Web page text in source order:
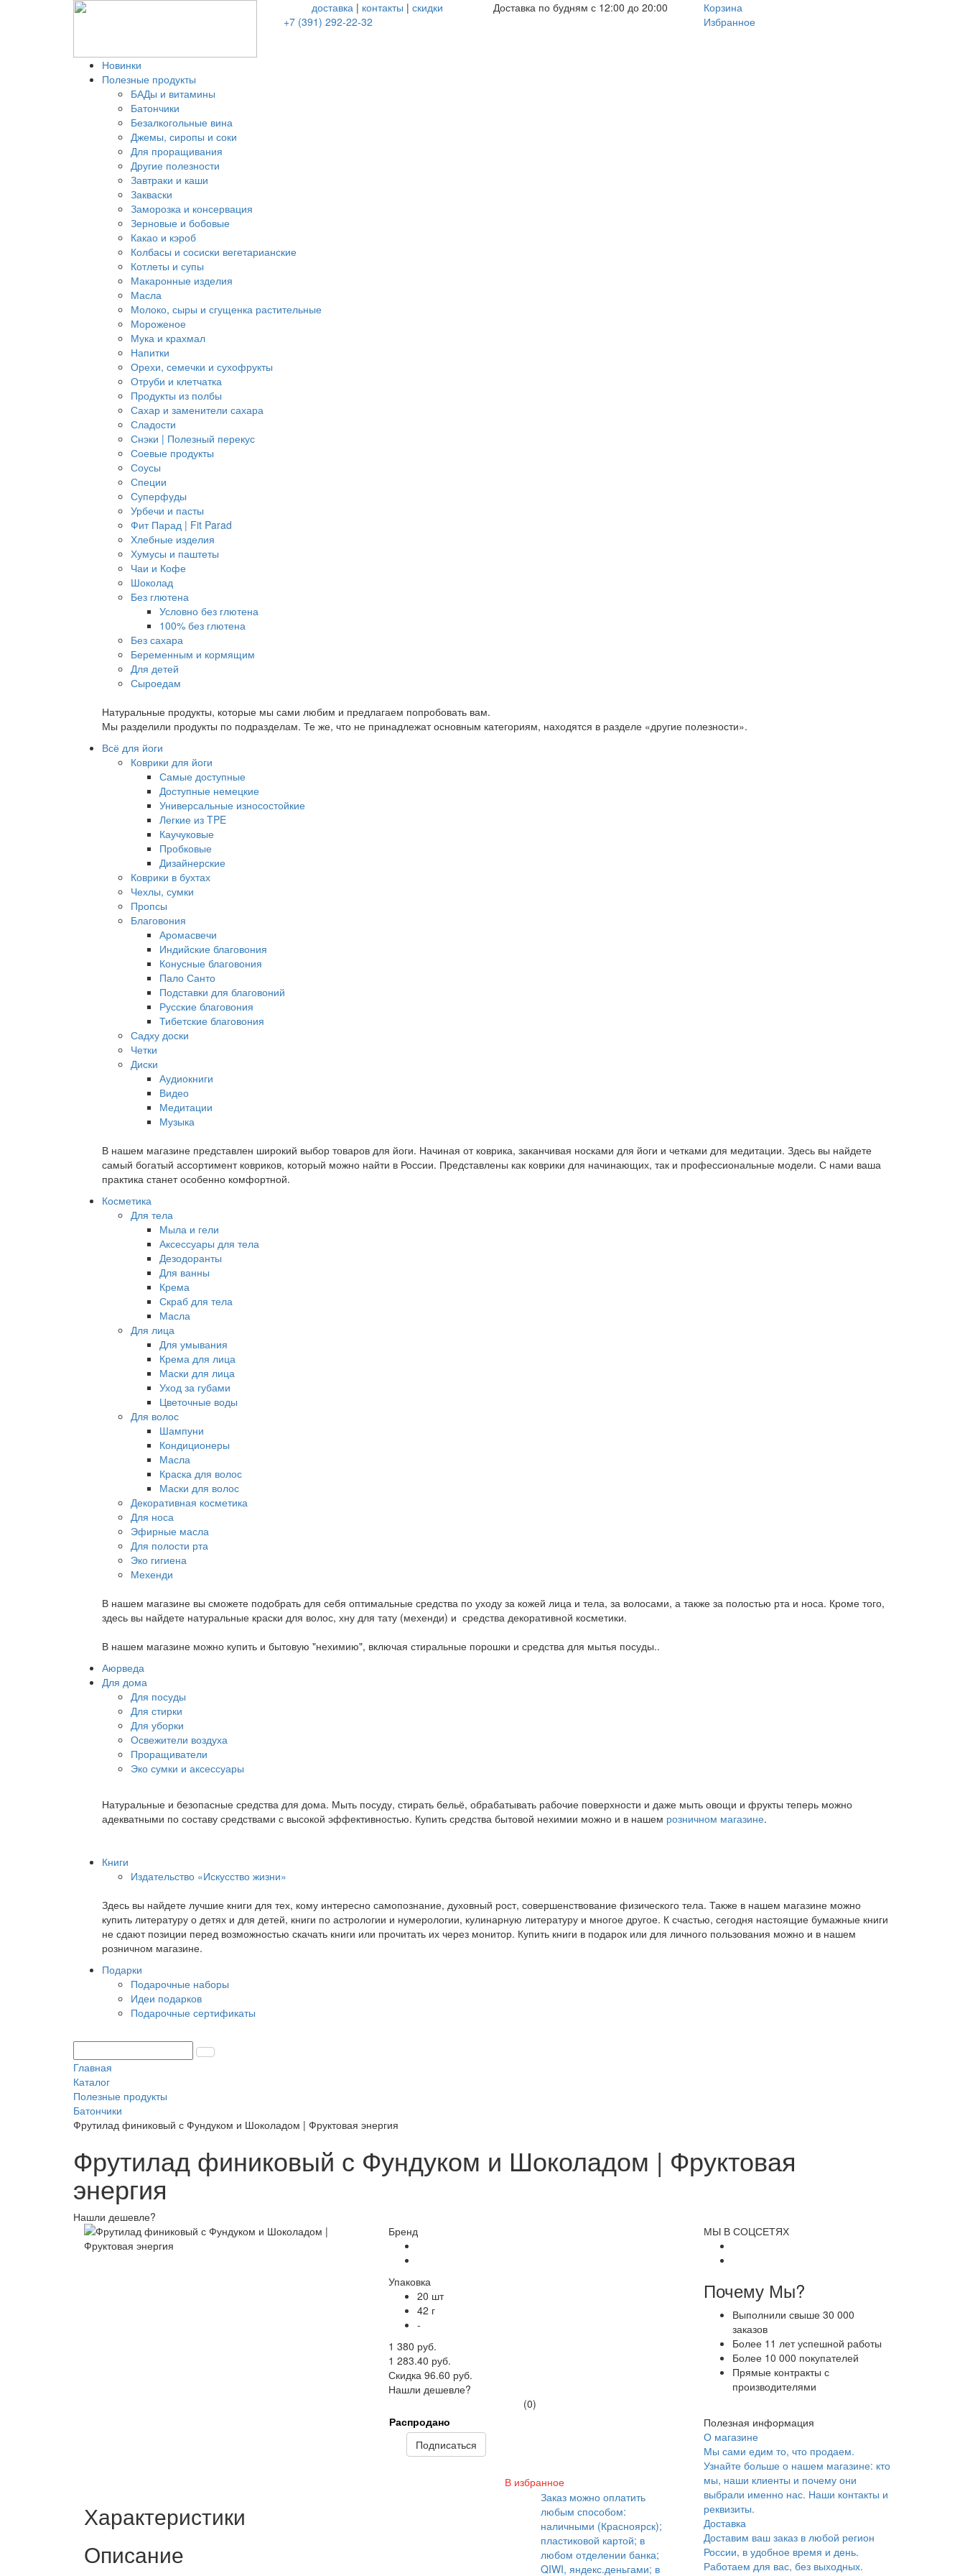
доставка | контакты |скидки
+7 (391) 292-22-32
Доставка по будням с 12:00 до 20:00
Корзина
Избранное
Новинки
Полезные продукты
БАДы и витамины
Батончики
Безалкогольные вина
Джемы, сиропы и соки
Для проращивания
Другие полезности
Завтраки и каши
Закваски
Заморозка и консервация
Зерновые и бобовые
Какао и кэроб
Колбасы и сосиски вегетарианские
Котлеты и супы
Макаронные изделия
Масла
Молоко, сыры и сгущенка растительные
Мороженое
Мука и крахмал
Напитки
Орехи, семечки и сухофрукты
Отруби и клетчатка
Продукты из полбы
Сахар и заменители сахара
Сладости
Снэки | Полезный перекус
Соевые продукты
Соусы
Специи
Суперфуды
Урбечи и пасты
Фит Парад | Fit Parad
Хлебные изделия
Хумусы и паштеты
Чаи и Кофе
Шоколад
Без глютена
Условно без глютена
100% без глютена
Без сахара
Беременным и кормящим
Для детей
Сыроедам
Натуральные продукты, которые мы сами любим и предлагаем попробовать вам.
Мы разделили продукты по подразделам. Те же, что не принадлежат основным категориям, находятся в разделе «другие полезности».
Всё для йоги
Коврики для йоги
Самые доступные
Доступные немецкие
Универсальные износостойкие
Легкие из TPE
Каучуковые
Пробковые
Дизайнерские
Коврики в бухтах
Чехлы, сумки
Пропсы
Благовония
Аромасвечи
Индийские благовония
Конусные благовония
Пало Санто
Подставки для благовоний
Русские благовония
Тибетские благовония
Садху доски
Четки
Диски
Аудиокниги
Видео
Медитации
Музыка
В нашем магазине представлен широкий выбор товаров для йоги. Начиная от коврика, заканчивая носками для йоги и четками для медитации. Здесь вы найдете
самый богатый ассортимент ковриков, который можно найти в России. Представлены как коврики для начинающих, так и профессиональные модели. С нами ваша
практика станет особенно комфортной.
Косметика
Для тела
Мыла и гели
Аксессуары для тела
Дезодоранты
Для ванны
Крема
Скраб для тела
Масла
Для лица
Для умывания
Крема для лица
Маски для лица
Уход за губами
Цветочные воды
Для волос
Шампуни
Кондиционеры
Масла
Краска для волос
Маски для волос
Декоративная косметика
Для носа
Эфирные масла
Для полости рта
Эко гигиена
Мехенди
В нашем магазине вы сможете подобрать для себя оптимальные средства по уходу за кожей лица и тела, за волосами, а также за полостью рта и носа. Кроме того,
здесь вы найдете натуральные краски для волос, хну для тату (мехенди) и средства декоративной косметики.
В нашем магазине можно купить и бытовую "нехимию", включая стиральные порошки и средства для мытья посуды..
Аюрведа
Для дома
Для посуды
Для стирки
Для уборки
Освежители воздуха
Проращиватели
Эко сумки и аксессуары
Натуральные и безопасные средства для дома. Мыть посуду, стирать бельё, обрабатывать рабочие поверхности и даже мыть овощи и фрукты теперь можно
адекватными по составу средствами с высокой эффективностью. Купить средства бытовой нехимии можно и в нашем розничном магазине.
Книги
Издательство «Искусство жизни»
Здесь вы найдете лучшие книги для тех, кому интересно самопознание, духовный рост, совершенствование физического тела. Также в нашем магазине можно
купить литературу о детях и для детей, книги по астрологии и нумерологии, кулинарную литературу и многое другое. К счастью, сегодня настоящие бумажные книги
не сдают позиции перед возможностью скачать книги или прочитать их через монитор. Купить книги в подарок или для личного пользования можно и в нашем
розничном магазине.
Подарки
Подарочные наборы
Идеи подарков
Подарочные сертификаты
Главная
Каталог
Полезные продукты
Батончики
Фрутилад финиковый с Фундуком и Шоколадом | Фруктовая энергия
Фрутилад финиковый с Фундуком и Шоколадом | Фруктовая
энергия
Нашли дешевле?
Бренд
Упаковка
20 шт
42 г
-
1 380 руб.
1 283.40 руб.
Скидка 96.60 руб.
Нашли дешевле?
(0)
Распродано
Подписаться
В избранное
Характеристики
Описание
Заказ можно оплатить
любым способом:
наличными (Красноярск);
пластиковой картой; в
любом отделении банка;
QIWI, яндекс.деньгами; в
МЫ В СОЦСЕТЯХ
Почему Мы?
Выполнили свыше 30 000
заказов
Более 11 лет успешной работы
Более 10 000 покупателей
Прямые контракты с
производителями
Полезная информация
О магазине
Мы сами едим то, что продаем.
Узнайте больше о нашем магазине: кто
мы, наши клиенты и почему они
выбрали именно нас. Наши контакты и
реквизиты.
Доставка
Доставим ваш заказ в любой регион
России, в удобное время и день.
Работаем для вас, без выходных.